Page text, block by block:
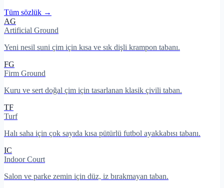
Tüm sözlük →
AG
Artificial Ground
Yeni nesil suni çim için kısa ve sık dişli krampon tabanı.
FG
Firm Ground
Kuru ve sert doğal çim için tasarlanan klasik çivili taban.
TF
Turf
Halı saha için çok sayıda kısa pütürlü futbol ayakkabısı tabanı.
IC
Indoor Court
Salon ve parke zemin için düz, iz bırakmayan taban.